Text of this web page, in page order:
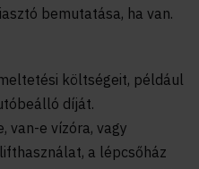
bemutatása, ha van.
költségeit, például
díját.
van-e vízóra, vagy
a lépcsőház